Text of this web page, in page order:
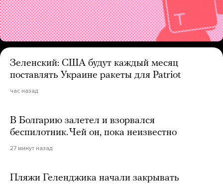
Зеленский: США будут каждый месяц
поставлять Украине ракеты для Patriot
час назад
В Болгарию залетел и взорвался
беспилотник. Чей он, пока неизвестно
27 минут назад
Пляжи Геленджика начали закрывать